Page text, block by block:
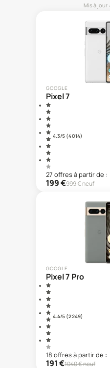
Mis à jour :
GOOGLE
Pixel 7
4.3/5 (4 014)
27 offresà partir de :
199€999€ neuf
GOOGLE
Pixel 7 Pro
4.4/5 (2 249)
18 offresà partir de :
191€1040€ neuf